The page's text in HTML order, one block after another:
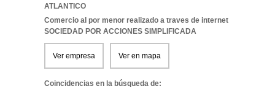
ATLANTICO
Comercio al por menor realizado a traves de internet
SOCIEDAD POR ACCIONES SIMPLIFICADA
Ver empresa Ver en mapa
Coincidencias en la búsqueda de: